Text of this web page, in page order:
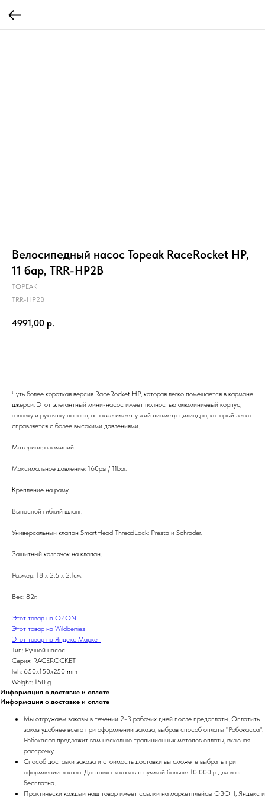
Велосипедный насос Topeak RaceRocket HP,
11 бар, TRR-HP2B
TOPEAK
TRR-HP2B
4991,00 р.
Чуть более короткая версия RaceRocket HP, которая легко помещается в кармане
джерси. Этот элегантный мини-насос имеет полностью алюминиевый корпус,
головку и рукоятку насоса, а также имеет узкий диаметр цилиндра, который легко
справляется с более высокими давлениями.
Материал: алюминий.
Максимальное давление: 160psi / 11bar.
Крепление на раму.
Выносной гибкий шланг.
Универсальный клапан SmartHead ThreadLock: Presta и Schrader.
Защитный колпачок на клапан.
Размер: 18 x 2.6 x 2.1см.
Вес: 82г.
Этот товар на OZON
Этот товар на Wildberries
Этот товар на Яндекс Маркет
Тип: Ручной насос
Серия: RACEROCKET
lwh: 650x150x250 mm
Weight: 150 g
Информация о доставке и оплате
Информация о доставке и оплате
Мы отгружаем заказы в течении 2-3 рабочих дней после предоплаты. Оплатить
заказ удобнее всего при оформлении заказа, выбрав способ оплаты "Робокасса".
Робокасса предложит вам несколько традиционных методов оплаты, включая
рассрочку.
Способ доставки заказа и стоимость доставки вы сможете выбрать при
оформлении заказа. Доставка заказов с суммой больше 10 000 р для вас
бесплатна.
Практически каждый наш товар имеет ссылки на маркетплейсы ОЗОН, Яндекс и